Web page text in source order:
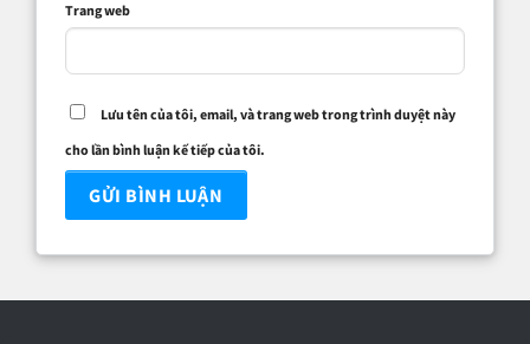
Trang web
Lưu tên của tôi, email, và trang web trong trình duyệt này
cho lần bình luận kế tiếp của tôi.